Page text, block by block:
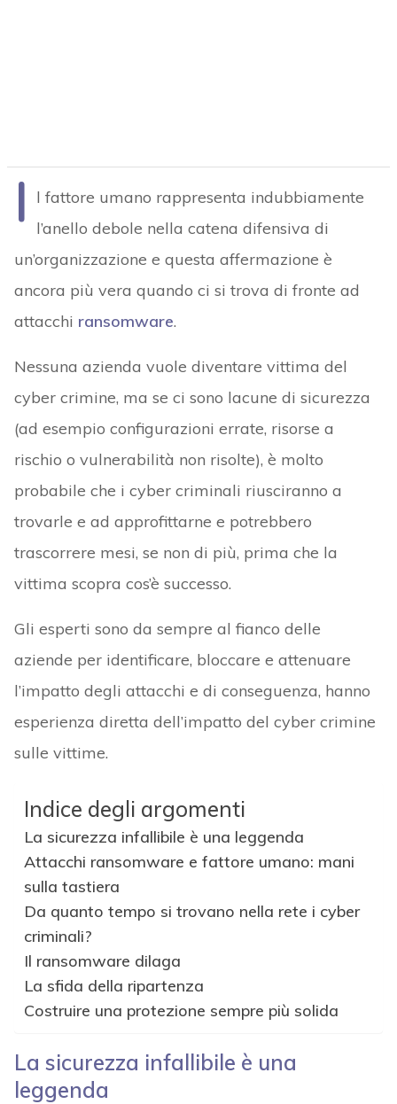
I
l fattore umano rappresenta indubbiamente
l’anello debole nella catena difensiva di
un’organizzazione e questa affermazione è
ancora più vera quando ci si trova di fronte ad
attacchi ransomware.
Nessuna azienda vuole diventare vittima del
cyber crimine, ma se ci sono lacune di sicurezza
(ad esempio configurazioni errate, risorse a
rischio o vulnerabilità non risolte), è molto
probabile che i cyber criminali riusciranno a
trovarle e ad approfittarne e potrebbero
trascorrere mesi, se non di più, prima che la
vittima scopra cos’è successo.
Gli esperti sono da sempre al fianco delle
aziende per identificare, bloccare e attenuare
l’impatto degli attacchi e di conseguenza, hanno
esperienza diretta dell’impatto del cyber crimine
sulle vittime.
Indice degli argomenti
La sicurezza infallibile è una leggenda
Attacchi ransomware e fattore umano: mani
sulla tastiera
Da quanto tempo si trovano nella rete i cyber
criminali?
Il ransomware dilaga
La sfida della ripartenza
Costruire una protezione sempre più solida
La sicurezza infallibile è una
leggenda